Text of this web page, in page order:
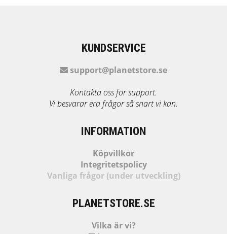
KUNDSERVICE
support@planetstore.se
Kontakta oss för support.
Vi besvarar era frågor så snart vi kan.
INFORMATION
Köpvillkor
Integritetspolicy
Vanliga frågor (under utveckling)
PLANETSTORE.SE
Vilka är vi?